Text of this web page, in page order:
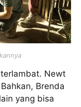
Newt
Brenda
yang bisa